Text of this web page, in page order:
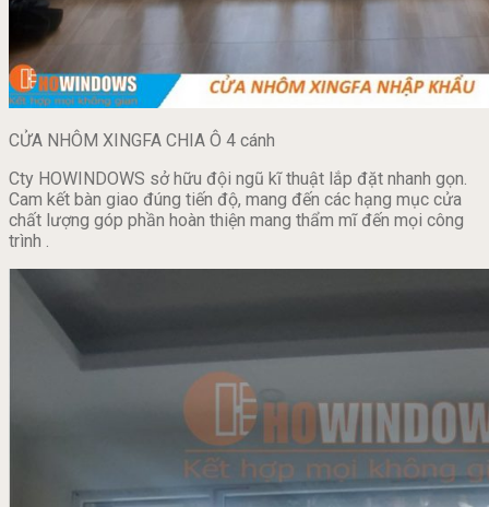
CỬA NHÔM XINGFA CHIA Ô 4 cánh
Cty HOWINDOWS sở hữu đội ngũ kĩ thuật lắp đặt nhanh gọn.
Cam kết bàn giao đúng tiến độ, mang đến các hạng mục cửa
chất lượng góp phần hoàn thiện mang thẩm mĩ đến mọi công
trình .